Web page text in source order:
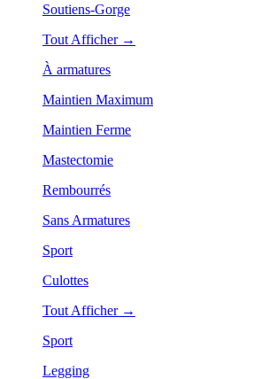
Soutiens-Gorge
Tout Afficher →
À armatures
Maintien Maximum
Maintien Ferme
Mastectomie
Rembourrés
Sans Armatures
Sport
Culottes
Tout Afficher →
Sport
Legging